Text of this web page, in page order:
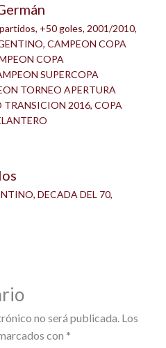
, +50 goles, 2001/2010,
, CAMPEON COPA
COPA
SUPERCOPA
TORNEO APERTURA
TRANSICION 2016, COPA
, DECADA DEL 70,
no será publicada. Los
con *